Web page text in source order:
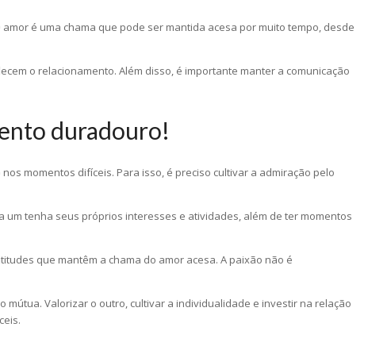
é uma chama que pode ser mantida acesa por muito tempo, desde
o relacionamento. Além disso, é importante manter a comunicação
duradouro!
momentos difíceis. Para isso, é preciso cultivar a admiração pelo
tenha seus próprios interesses e atividades, além de ter momentos
que mantêm a chama do amor acesa. A paixão não é
mútua. Valorizar o outro, cultivar a individualidade e investir na relação